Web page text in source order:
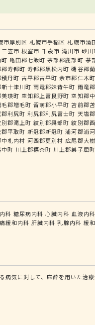
市厚別区 札幌市手稲区 札幌市清
三笠市 根室市 千歳市 滝川市 砂川
町 亀田郡七飯町 茅部郡鹿部町 茅
寿都町 寿都郡黒松内町 磯谷郡
丹町 古平郡古平町 余市郡仁木町
十津川町 雨竜郡妹背牛町 雨竜
美瑛町 空知郡上富良野町 空知郡
毛郡増毛町 留萌郡小平町 苫前郡
利尻町 利尻郡利尻富士町 天塩
別郡滝上町 紋別郡興部町 紋別郡
平取町 新冠郡新冠町 浦河郡浦
札内村 河西郡更別村 広尾郡大
町 川上郡標茶町 川上郡弟子屈町
科 糖尿病内科 心臓内科 血液内科
緩和内科 肝臓内科 乳腺内科 緩
気に対して、麻酔を用いた治